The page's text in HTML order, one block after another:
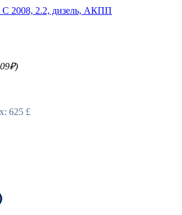
C 2008, 2.2, дизель, АКПП
625 £